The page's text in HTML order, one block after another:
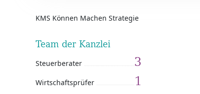
KMS Können Machen Strategie
Team der Kanzlei
Steuerberater 3
Wirtschaftsprüfer 1